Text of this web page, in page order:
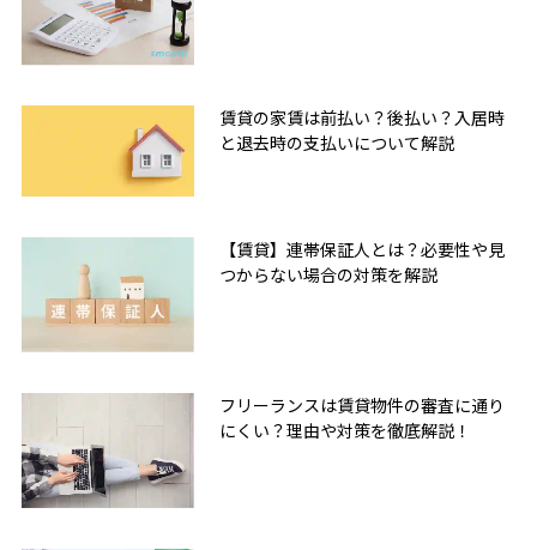
賃貸の家賃は前払い？後払い？入居時
と退去時の支払いについて解説
【賃貸】連帯保証人とは？必要性や見
つからない場合の対策を解説
フリーランスは賃貸物件の審査に通り
にくい？理由や対策を徹底解説！